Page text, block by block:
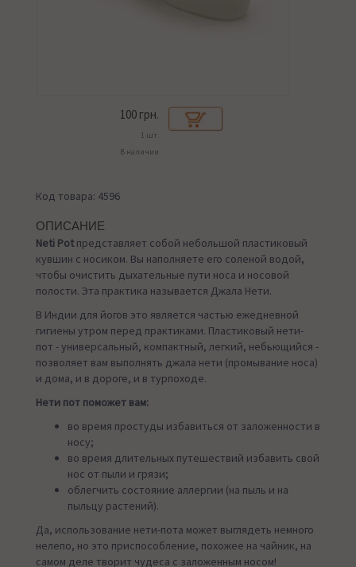
100 грн.
1 шт.
В наличии
Код товара: 4596
ОПИСАНИЕ
Neti Potпредставляет собой небольшой пластиковый
кувшин с носиком. Вы наполняете его соленой водой,
чтобы очистить дыхательные пути носа и носовой
полости. Эта практика называется Джала Нети.
В Индии для йогов это является частью ежедневной
гигиены утром перед практиками. Пластиковый нети-
пот - универсальный, компактный, легкий, небьющийся -
позволяет вам выполнять джала нети (промывание носа)
и дома, и в дороге, и в турпоходе.
Нети пот поможет вам:
во время простуды избавиться от заложенности в
носу;
во время длительных путешествий избавить свой
нос от пыли и грязи;
облегчить состояние аллергии (на пыль и на
пыльцу растений).
Да, использование нети-пота может выглядеть немного
нелепо, но это приспособление, похожее на чайник, на
самом деле творит чудеса с заложенным носом!